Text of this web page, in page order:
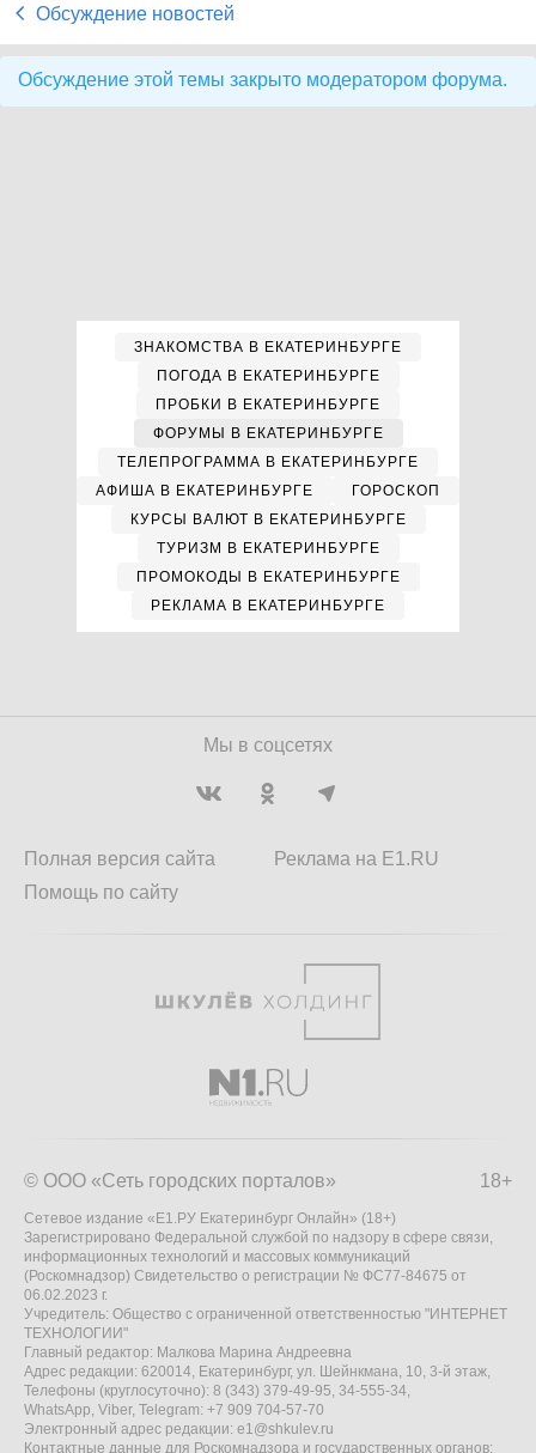
Обсуждение новостей
Обсуждение этой темы закрыто модератором форума.
ЗНАКОМСТВА В ЕКАТЕРИНБУРГЕ
ПОГОДА В ЕКАТЕРИНБУРГЕ
ПРОБКИ В ЕКАТЕРИНБУРГЕ
ФОРУМЫ В ЕКАТЕРИНБУРГЕ
ТЕЛЕПРОГРАММА В ЕКАТЕРИНБУРГЕ
АФИША В ЕКАТЕРИНБУРГЕ
ГОРОСКОП
КУРСЫ ВАЛЮТ В ЕКАТЕРИНБУРГЕ
ТУРИЗМ В ЕКАТЕРИНБУРГЕ
ПРОМОКОДЫ В ЕКАТЕРИНБУРГЕ
РЕКЛАМА В ЕКАТЕРИНБУРГЕ
Мы в соцсетях
Полная версия сайта
Помощь по сайту
Реклама на E1.RU
18+
© ООО «Сеть городских порталов»
Сетевое издание «Е1.РУ Екатеринбург Онлайн» (18+)
Зарегистрировано Федеральной службой по надзору в сфере связи,
информационных технологий и массовых коммуникаций
(Роскомнадзор) Свидетельство о регистрации № ФС77-84675 от
06.02.2023 г.
Учредитель: Общество с ограниченной ответственностью "ИНТЕРНЕТ
ТЕХНОЛОГИИ"
Главный редактор: Малкова Марина Андреевна
Адрес редакции: 620014, Екатеринбург, ул. Шейнкмана, 10, 3-й этаж,
Телефоны (круглосуточно): 8 (343) 379-49-95, 34-555-34,
WhatsApp, Viber, Telegram: +7 909 704-57-70
Электронный адрес редакции: e1@shkulev.ru
Контактные данные для Роскомнадзора и государственных органов: